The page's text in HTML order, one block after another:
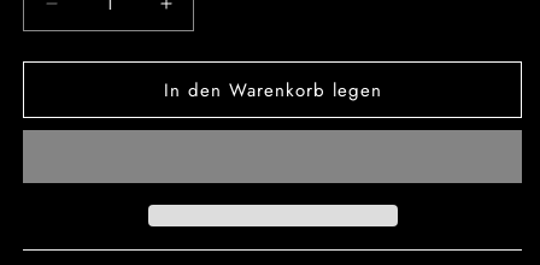
Verringere
die
Menge
Duschgel
Erhöhe
die
Menge
für
Duschgel
In den Warenkorb legen